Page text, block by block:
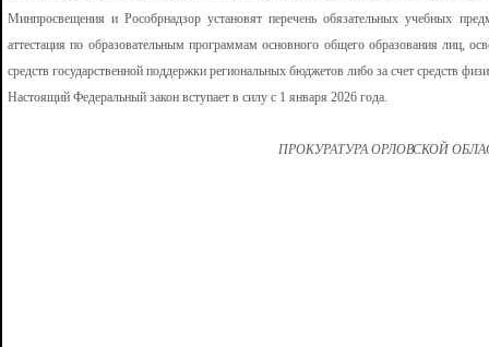
Минпросвещения и Рособрнадзор установят перечень обязательных учебных
аттестация по образовательным программам основного общего образования лиц,
средств государственной поддержки региональных бюджетов либо за счет средств
Настоящий Федеральный закон вступает в силу с 1 января 2026 года.
ПРОКУРАТУРА ОРЛОВСКОЙ